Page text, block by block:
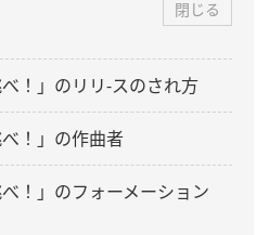
閉じる
べ！」のリリ-スのされ方
べ！」の作曲者
べ！」のフォーメーション